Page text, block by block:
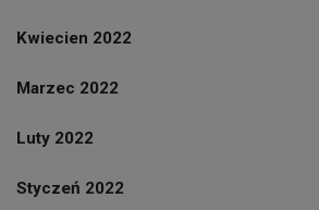
Kwiecien 2022
Marzec 2022
Luty 2022
Styczeń 2022